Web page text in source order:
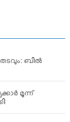
തടവും: ബില്‍
മൂന്ന്